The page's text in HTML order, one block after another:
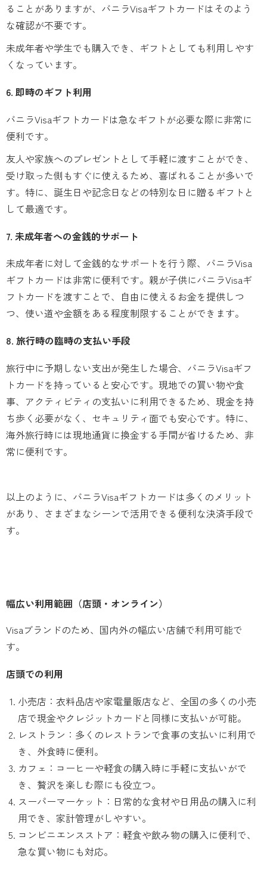
ることがありますが、バニラVisaギフトカードはそのよう
な確認が不要です。
未成年者や学生でも購入でき、ギフトとしても利用しやす
くなっています。
6. 即時のギフト利用
バニラVisaギフトカードは急なギフトが必要な際に非常に
便利です。
友人や家族へのプレゼントとして手軽に渡すことができ、
受け取った側もすぐに使えるため、喜ばれることが多いで
す。特に、誕生日や記念日などの特別な日に贈るギフトと
して最適です。
7. 未成年者への金銭的サポート
未成年者に対して金銭的なサポートを行う際、バニラVisa
ギフトカードは非常に便利です。親が子供にバニラVisaギ
フトカードを渡すことで、自由に使えるお金を提供しつ
つ、使い道や金額をある程度制限することができます。
8. 旅行時の臨時の支払い手段
旅行中に予期しない支出が発生した場合、バニラVisaギフ
トカードを持っていると安心です。現地での買い物や食
事、アクティビティの支払いに利用できるため、現金を持
ち歩く必要がなく、セキュリティ面でも安心です。特に、
海外旅行時には現地通貨に換金する手間が省けるため、非
常に便利です。
以上のように、バニラVisaギフトカードは多くのメリット
があり、さまざまなシーンで活用できる便利な決済手段で
す。
幅広い利用範囲（店頭・オンライン）
Visaブランドのため、国内外の幅広い店舗で利用可能で
す。
店頭での利用
小売店：衣料品店や家電量販店など、全国の多くの小売
店で現金やクレジットカードと同様に支払いが可能。
レストラン：多くのレストランで食事の支払いに利用で
き、外食時に便利。
カフェ：コーヒーや軽食の購入時に手軽に支払いがで
き、贅沢を楽しむ際にも役立つ。
スーパーマーケット：日常的な食材や日用品の購入に利
用でき、家計管理がしやすい。
コンビニエンスストア：軽食や飲み物の購入に便利で、
急な買い物にも対応。